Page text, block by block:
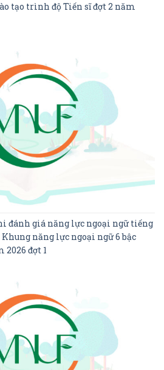
tạo trình độ Tiến sĩ đợt 2 năm
đánh giá năng lực ngoại ngữ tiếng
năng lực ngoại ngữ 6 bậc
đợt 1